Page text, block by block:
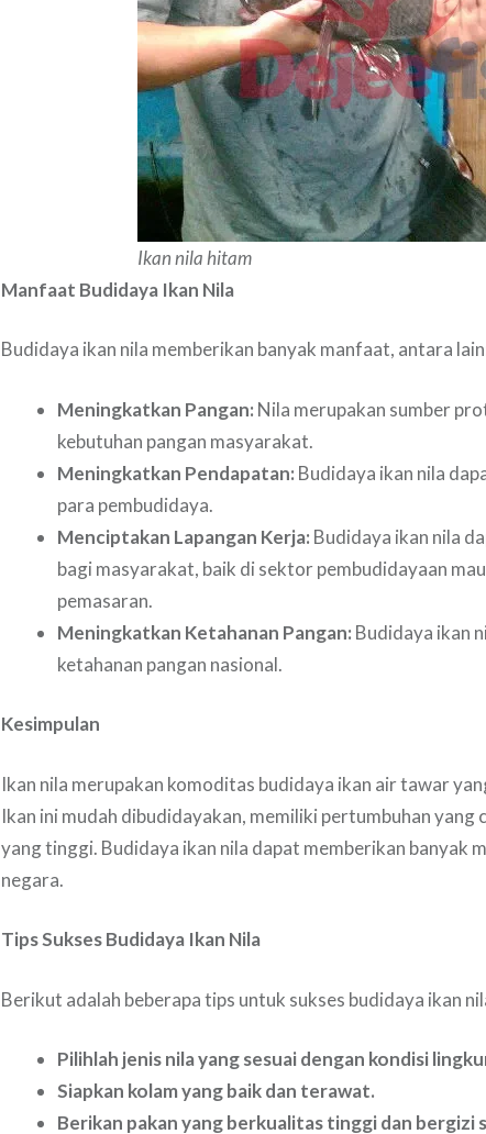
Ikan nila hitam
Manfaat Budidaya Ikan Nila
Budidaya ikan nila memberikan banyak manfaat, antara
Meningkatkan Pangan: Nila merupakan sumber
kebutuhan pangan masyarakat.
Meningkatkan Pendapatan: Budidaya ikan nila
para pembudidaya.
Menciptakan Lapangan Kerja: Budidaya ikan nila
bagi masyarakat, baik di sektor pembudidayaan
pemasaran.
Meningkatkan Ketahanan Pangan: Budidaya ikan
ketahanan pangan nasional.
Kesimpulan
Ikan nila merupakan komoditas budidaya ikan air tawar
Ikan ini mudah dibudidayakan, memiliki pertumbuhan yang
yang tinggi. Budidaya ikan nila dapat memberikan banyak
negara.
Tips Sukses Budidaya Ikan Nila
Berikut adalah beberapa tips untuk sukses budidaya ikan
Pilihlah jenis nila yang sesuai dengan kondisi
Siapkan kolam yang baik dan terawat.
Berikan pakan yang berkualitas tinggi dan bergizi